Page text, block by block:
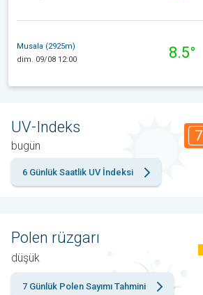
Musala (2925m)
dim. 09/08 12:00
8.5°
UV-Indeks
bugün
7
6 Günlük Saatlik UV İndeksi
Polen rüzgarı
düşük
7 Günlük Polen Sayımı Tahmini